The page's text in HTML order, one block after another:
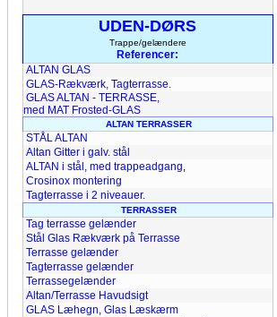
UDEN-DØRS
Trappe/gelændere
Referencer:
ALTAN GLAS
GLAS-Rækværk, Tagterrasse.
GLAS ALTAN - TERRASSE,
med MAT Frosted-GLAS
ALTAN TERRASSER
STÅL ALTAN
Altan Gitter i galv. stål
ALTAN i stål, med trappeadgang,
Crosinox montering
Tagterrasse i 2 niveauer.
TERRASSER
Tag terrasse gelænder
Stål Glas Rækværk på Terrasse
Terrasse gelænder
Tagterrasse gelænder
Terrassegelænder
Altan/Terrasse Havudsigt
GLAS Læhegn, Glas Læskærm